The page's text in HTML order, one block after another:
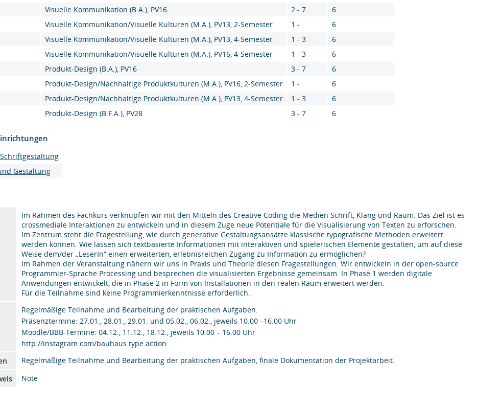
Visuelle Kommunikation (B.A.), PV16 2 - 7
6
Visuelle Kommunikation/Visuelle Kulturen (M.A.), PV13, 2-Semester 1 -
6
Visuelle Kommunikation/Visuelle Kulturen (M.A.), PV13, 4-Semester 1 - 3
6
Visuelle Kommunikation/Visuelle Kulturen (M.A.), PV16, 4-Semester 1 - 3
6
Produkt-Design (B.A.), PV16 3 - 7
6
Produkt-Design/Nachhaltige Produktkulturen (M.A.), PV16, 2-Semester 1 -
6
Produkt-Design/Nachhaltige Produktkulturen (M.A.), PV13, 4-Semester 1 - 3
6
Produkt-Design (B.F.A.), PV28 3 - 7 6
Gestaltung
Im Rahmen des Fachkurs verknüpfen wir mit den Mitteln des Creative Coding die Medien Schrift, Klang und Raum. Das Ziel ist es
crossmediale Interaktionen zu entwickeln und in diesem Zuge neue Potentiale für die Visualisierung von Texten zu erforschen.
Im Zentrum steht die Fragestellung, wie durch generative Gestaltungsansätze klassische typografische Methoden erweitert
werden können. Wie lassen sich textbasierte Informationen mit interaktiven und spielerischen Elemente gestalten, um auf diese
Weise dem/der „LeserIn“ einen erweiterten, erlebnisreichen Zugang zu Information zu ermöglichen?
Im Rahmen der Veranstaltung nähern wir uns in Praxis und Theorie diesen Fragestellungen. Wir entwickeln in der open-source
Programmier-Sprache Processing und besprechen die visualisierten Ergebnisse gemeinsam. In Phase 1 werden digitale
Anwendungen entwickelt, die in Phase 2 in Form von Installationen in den realen Raum erweitert werden.
Für die Teilnahme sind keine Programmierkenntnisse erforderlich.
Regelmäßige Teilnahme und Bearbeitung der praktischen Aufgaben.
Präsenztermine: 27.01., 28.01., 29.01. und 05.02., 06.02., jeweils 10.00 –16.00 Uhr
Moodle/BBB-Termine: 04.12., 11.12., 18.12., jeweils 10.00 – 16.00 Uhr
http://instagram.com/bauhaus.type.action
Regelmäßige Teilnahme und Bearbeitung der praktischen Aufgaben, finale Dokumentation der Projektarbeit.
Note